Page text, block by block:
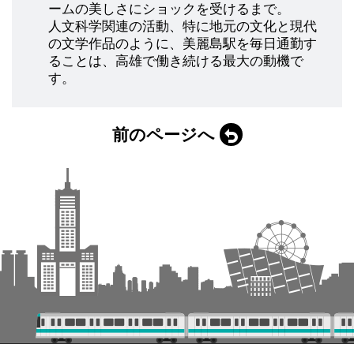
ームの美しさにショックを受けるまで。
人文科学関連の活動、特に地元の文化と現代
の文学作品のように、美麗島駅を毎日通勤す
ることは、高雄で働き続ける最大の動機で
す。
前のページへ